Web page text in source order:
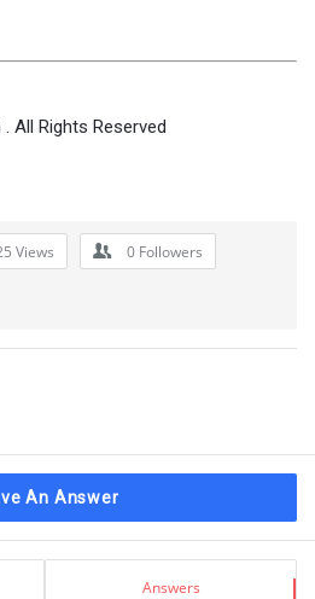
All Rights Reserved
Views 0 Followers
An Answer
Answers